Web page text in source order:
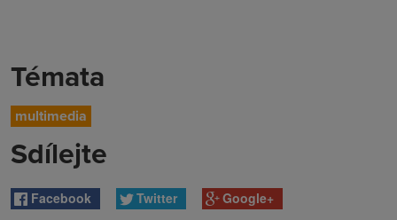
Témata
multimedia
Sdílejte
Facebook Twitter Google+